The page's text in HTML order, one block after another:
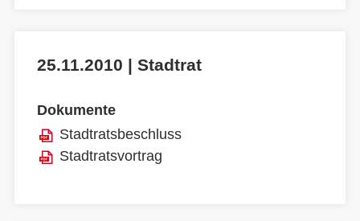
25.11.2010 | Stadtrat
Dokumente
Stadtratsbeschluss
Stadtratsvortrag